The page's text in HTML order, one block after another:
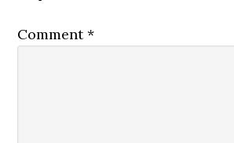
Comment*